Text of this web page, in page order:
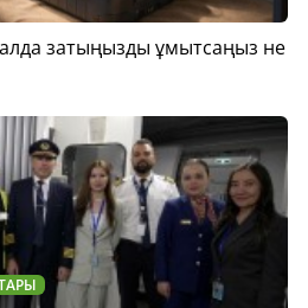
затыңызды ұмытсаңыз не